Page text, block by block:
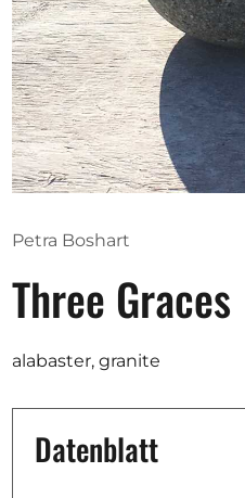
Ausschreibungen
Mitglied werden
Künstler:innen
Spenden
Help
Petra Boshart
Three Graces
alabaster, granite
Datenblatt